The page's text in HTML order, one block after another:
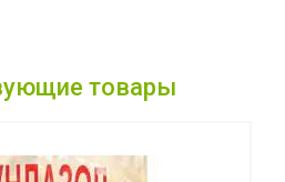
товары